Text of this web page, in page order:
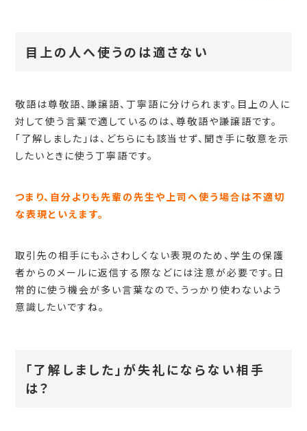
目上の人へ使うのは適さない
敬語は尊敬語、謙譲語、丁寧語に分けられます。目上の人に
対して使う言葉で適しているのは、尊敬語や謙譲語です。
「了解しました」は、どちらにも該当せず、聞き手に敬意を示
したいときに使う丁寧語です。
つまり、自分よりも先輩の先生や上司へ使う場合は不適切
な表現といえます。
取引先の相手にもふさわしくない表現のため、学生の保護
者からのメールに返信する際などには注意が必要です。日
常的に使う機会が多い言葉なので、うっかり使わないよう
意識したいですね。
「了解しました」が失礼にならない相手
は？